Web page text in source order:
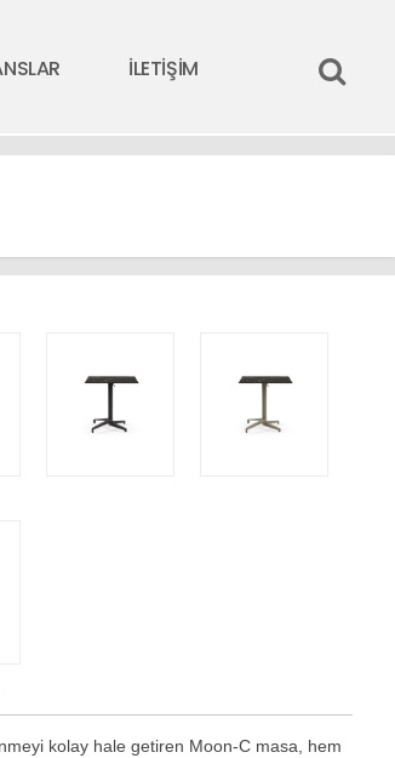
İLETİŞİM
kolay hale getiren Moon-C masa, hem